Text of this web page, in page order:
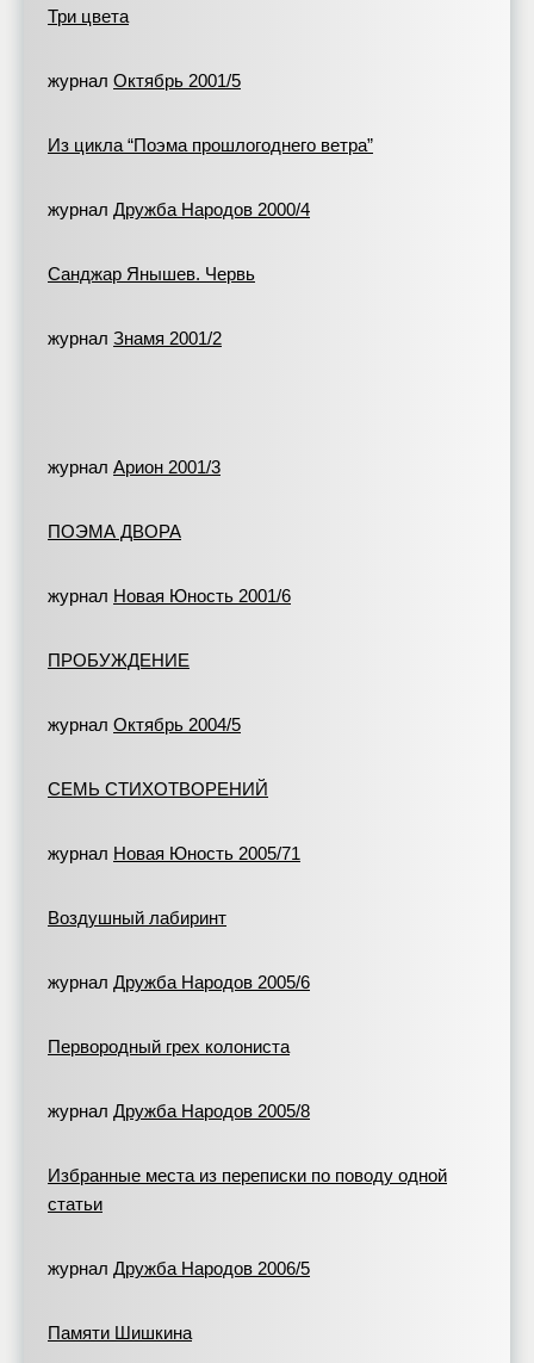
Три цвета
журнал Октябрь 2001/5
Из цикла “Поэма прошлогоднего ветра”
журнал Дружба Народов 2000/4
Санджар Янышев. Червь
журнал Знамя 2001/2
журнал Арион 2001/3
ПОЭМА ДВОРА
журнал Новая Юность 2001/6
ПРОБУЖДЕНИЕ
журнал Октябрь 2004/5
СЕМЬ СТИХОТВОРЕНИЙ
журнал Новая Юность 2005/71
Воздушный лабиринт
журнал Дружба Народов 2005/6
Первородный грех колониста
журнал Дружба Народов 2005/8
Избранные места из переписки по поводу одной
статьи
журнал Дружба Народов 2006/5
Памяти Шишкина